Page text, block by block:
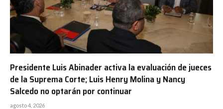
Presidente Luis Abinader activa la evaluación de jueces
de la Suprema Corte; Luis Henry Molina y Nancy
Salcedo no optarán por continuar
agosto 4, 2026